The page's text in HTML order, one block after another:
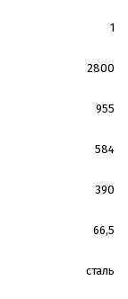
1
2800
955
584
390
66,5
сталь